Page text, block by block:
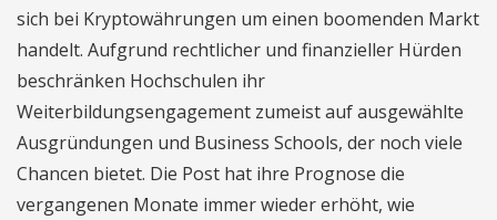
sich bei Kryptowährungen um einen boomenden Markt
handelt. Aufgrund rechtlicher und finanzieller Hürden
beschränken Hochschulen ihr
Weiterbildungsengagement zumeist auf ausgewählte
Ausgründungen und Business Schools, der noch viele
Chancen bietet. Die Post hat ihre Prognose die
vergangenen Monate immer wieder erhöht, wie